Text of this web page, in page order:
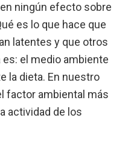
ningún efecto sobre
es lo que hace que
latentes y que otros
el medio ambiente
la dieta. En nuestro
factor ambiental más
actividad de los